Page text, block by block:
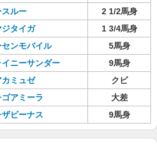
スルー
2 1/2馬身
ジタイガ
1 3/4馬身
センモバイル
5馬身
イニーサンダー
9馬身
カミュゼ
クビ
ゴアミーラ
大差
ザビーナス 9馬身